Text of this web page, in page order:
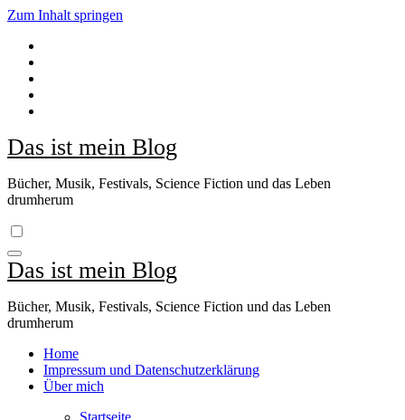
Zum Inhalt springen
Das ist mein Blog
Bücher, Musik, Festivals, Science Fiction und das Leben
drumherum
Das ist mein Blog
Bücher, Musik, Festivals, Science Fiction und das Leben
drumherum
Home
Impressum und Datenschutzerklärung
Über mich
Startseite